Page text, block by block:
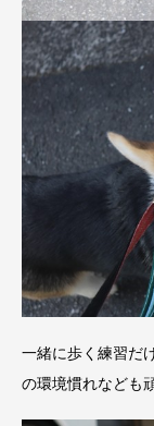
一緒に歩く練習だ
の環境慣れなども